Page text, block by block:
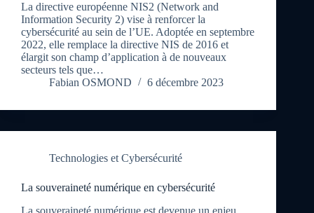
La directive européenne NIS2 (Network and
Information Security 2) vise à renforcer la
cybersécurité au sein de l’UE. Adoptée en septembre
2022, elle remplace la directive NIS de 2016 et
élargit son champ d’application à de nouveaux
secteurs tels que…
Fabian OSMOND
6 décembre 2023
Technologies et Cybersécurité
La souveraineté numérique en cybersécurité
La souveraineté numérique est devenue un enjeu